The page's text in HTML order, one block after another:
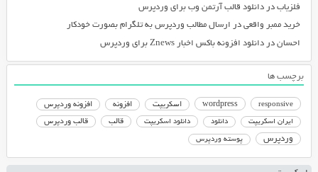
فلزیابدر دانلود قالب آرتمن وب برای وردپرس
خرید ممبر واقعیدر ارسال مطالب وردپرس به تلگرام بصورت خودکار
احساندر دانلود افزونه باکس اخبار Znews برای وردپرس
برچسب ها
responsive
wordpress اسکریپت افزونه افزونه وردپرس
ایران اسکریپت دانلود دانلود اسکریپت قالب قالب وردپرس
وردپرس پوسته وردپرس